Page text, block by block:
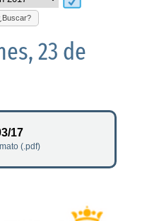
23 de
17
(.pdf)